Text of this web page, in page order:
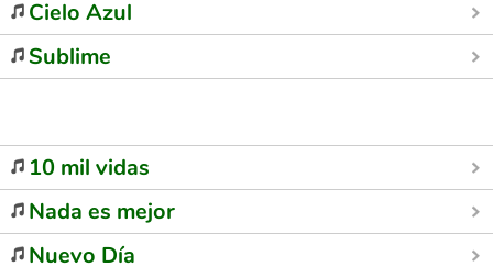
Cielo Azul
Sublime
10 mil vidas
Nada es mejor
Nuevo Día